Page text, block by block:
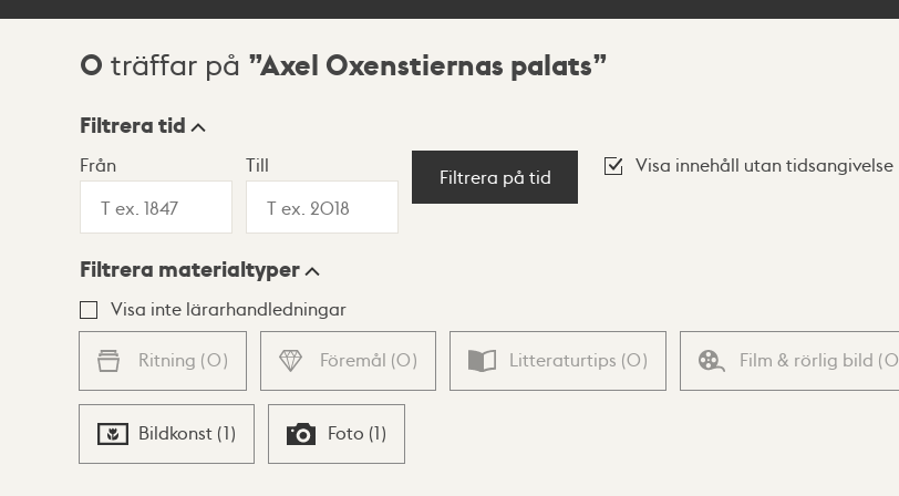
Sökresultat
0 träffar på Axel Oxenstiernas palats
Visningsläge
Lista Karta
Filtrera tid
Från Till
Filtrera på tid
Visa innehåll utan tidsangivelse
Filtrera materialtyper
Visa inte lärarhandledningar
Ritning (0) Föremål (0) Litteraturtips (0) Film & rörlig bild (0
Bildkonst (1) Foto (1)